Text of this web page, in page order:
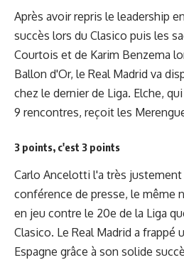
Après avoir repris le leadership
succès lors du Clasico puis les
Courtois et de Karim Benzema
Ballon d'Or, le Real Madrid va
chez le dernier de Liga. Elche,
9 rencontres, reçoit les
3 points, c'est 3 points
Carlo Ancelotti l'a très
conférence de presse, le même
en jeu contre le 20e de la Liga
Clasico. Le Real Madrid a frappé
Espagne grâce à son solide